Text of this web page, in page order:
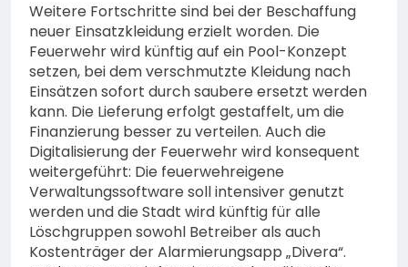
Weitere Fortschritte sind bei der Beschaffung
neuer Einsatzkleidung erzielt worden. Die
Feuerwehr wird künftig auf ein Pool-Konzept
setzen, bei dem verschmutzte Kleidung nach
Einsätzen sofort durch saubere ersetzt werden
kann. Die Lieferung erfolgt gestaffelt, um die
Finanzierung besser zu verteilen. Auch die
Digitalisierung der Feuerwehr wird konsequent
weitergeführt: Die feuerwehreigene
Verwaltungssoftware soll intensiver genutzt
werden und die Stadt wird künftig für alle
Löschgruppen sowohl Betreiber als auch
Kostenträger der Alarmierungsapp „Divera“.